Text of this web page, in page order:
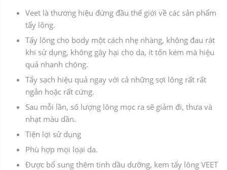
Veet là thương hiệu đứng đầu thế giới về các sản phẩm
tẩy lông.
Tẩy lông cho body một cách nhẹ nhàng, không đau rát
khi sử dụng, không gây hại cho da, ít tốn kém mà hiệu
quả nhanh chóng.
Tẩy sạch hiệu quả ngay với cả những sợi lông rất rất
ngắn hoặc rất cứng.
Sau mỗi lần, số lượng lông mọc ra sẽ giảm đi, thưa và
nhạt màu dần.
Tiện lợi sử dụng
Phù hợp mọi loại da.
Được bổ sung thêm tinh dầu dưỡng, kem tẩy lông VEET